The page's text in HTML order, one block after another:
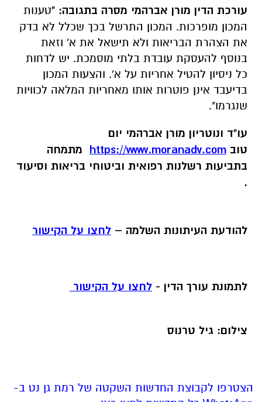
עורכת הדין מורן אברהמי מסרה בתגובה: "טענות
המכון מופרכות. המכון התרשל בכך שכלל לא בדק
את הצהרת הבריאות ולא תישאל את א' וזאת
בנוסף להעסקת עובדת בלתי מוסמכת. יש לדחות
כל ניסיון להטיל אחריות על א'. והצעות המכון
בדיעבד אינן פוטרות אותו מאחריות המלאה לכוויות
שנגרמו".
עו"ד ונוטריון מורן אברהמי יום
טוב https://www.moranadv.com מתמחה
בתביעות רשלנות רפואית וביטוחי בריאות וסיעוד
.
להודעת העיתונות השלמה – לחצו על הקישור
לתמונת עורך הדין - לחצו על הקישור
צילום: גיל טרנוס
הצטרפו לקבוצת החדשות השקטה של רמת גן נט ב-